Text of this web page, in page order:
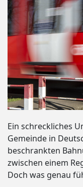
Ein schreckliches
Gemeinde in
beschrankten
zwischen einem
Doch was genau